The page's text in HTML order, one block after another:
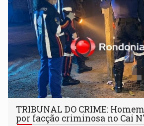
TRIBUNAL DO CRIME:
por facção criminosa no Cai